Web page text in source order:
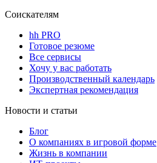
Соискателям
hh PRO
Готовое резюме
Все сервисы
Хочу у вас работать
Производственный календарь
Экспертная рекомендация
Новости и статьи
Блог
О компаниях в игровой форме
Жизнь в компании